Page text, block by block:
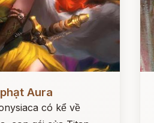
Aura
có kể về